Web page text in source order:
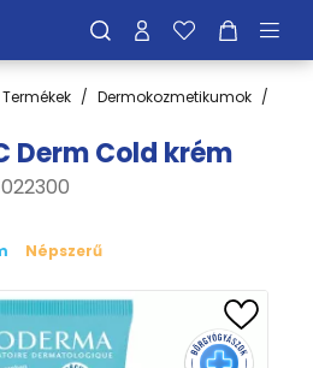
Termékek Dermokozmetikumok
Derm Cold krém
Népszerű